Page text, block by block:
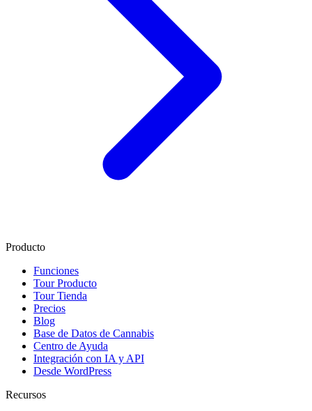
Producto
Funciones
Tour Producto
Tour Tienda
Precios
Blog
Base de Datos de Cannabis
Centro de Ayuda
Integración con IA y API
Desde WordPress
Recursos